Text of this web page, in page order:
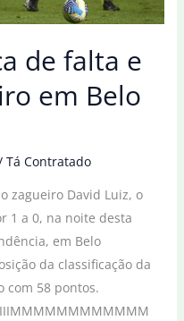
de falta e
em Belo
Tá Contratado
zagueiro David Luiz, o
1 a 0, na noite desta
em Belo
da classificação da
com 58 pontos.